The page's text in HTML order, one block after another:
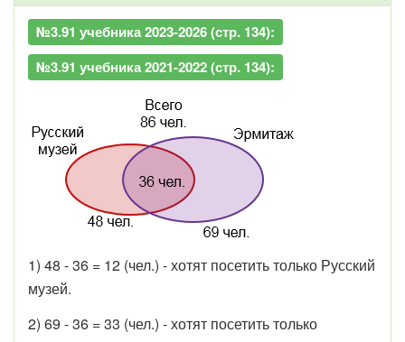
№3.91 учебника 2023-2026 (стр. 134):
№3.91 учебника 2021-2022 (стр. 134):
1) 48 - 36 = 12 (чел.) - хотят посетить только Русский
музей.
2) 69 - 36 = 33 (чел.) - хотят посетить только